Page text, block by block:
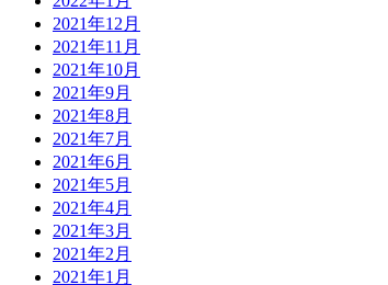
2021年12月
2021年11月
2021年10月
2021年9月
2021年8月
2021年7月
2021年6月
2021年5月
2021年4月
2021年3月
2021年2月
2021年1月